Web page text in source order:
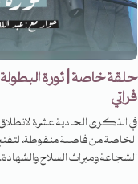
حلقة خاصة | ثورة
فراتي
في الذكرى الحادية عشرة
الخاصة من فاصلة منقوطة،
الشجاعة وميراث السلاح